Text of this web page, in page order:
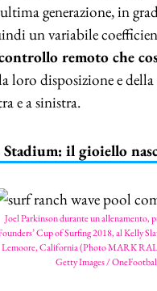
generazione, in
un variabile
remoto che
loro disposizione e
e a sinistra.
il gioiello
Joel Parkinson durante un allenamento,
Cup of Surfing 2018, al Kelly
Lemoore, California (Photo MARK
Getty Images /